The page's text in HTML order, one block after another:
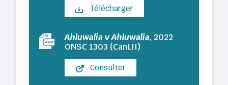
Télécharger
Ahluwalia v Ahluwalia, 2022
ONSC 1303 (CanLII)
Consulter